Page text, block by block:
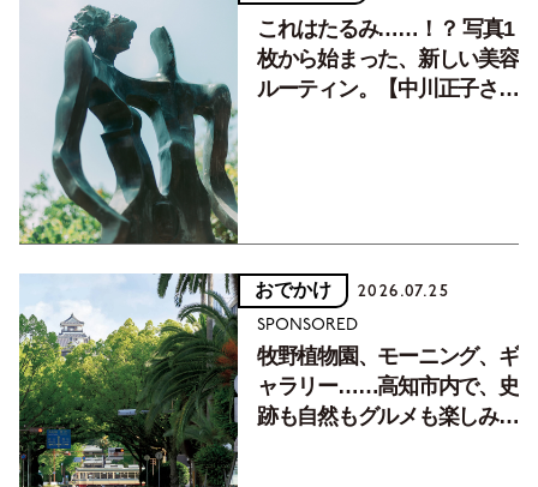
これはたるみ……！？ 写真1
枚から始まった、新しい美容
ルーティン。【中川正子さん
おでかけ 2026.07.25
SPONSORED
牧野植物園、モーニング、ギ
ャラリー……高知市内で、史
跡も自然もグルメも楽しみ尽